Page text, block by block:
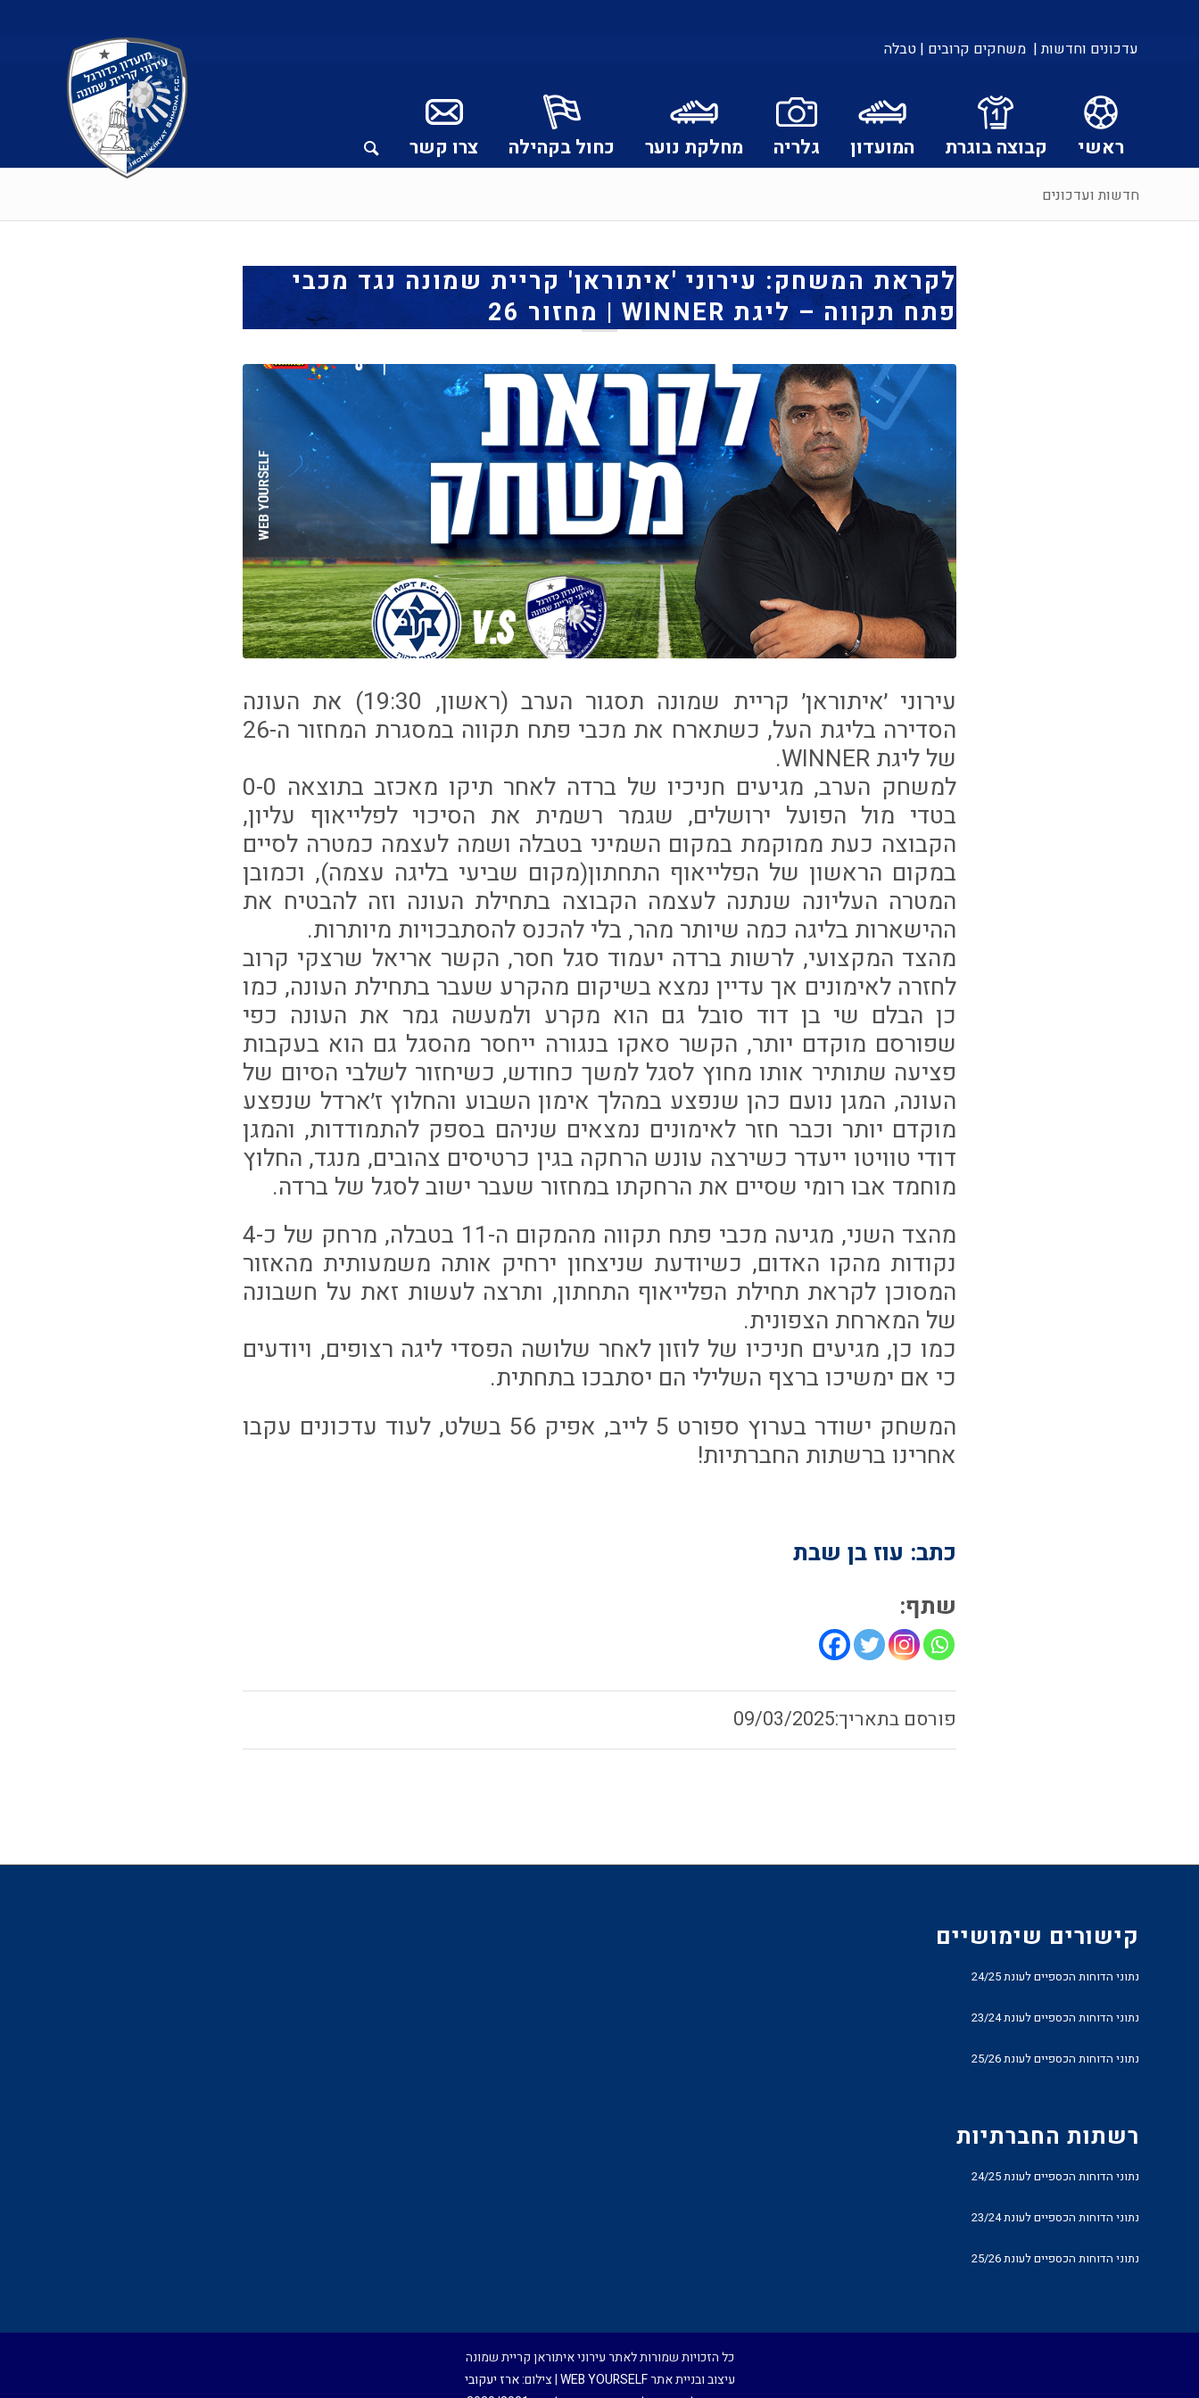
עדכונים וחדשות | משחקים קרובים | טבלה
ראשי קבוצה בוגרת המועדון גלריה מחלקת נוער כחול בקהילה צרו קשר
חדשות ועדכונים
לקראת המשחק: עירוני 'איתוראן' קריית שמונה נגד מכבי
פתח תקווה – ליגת WINNER | מחזור 26
עירוני ׳איתוראן׳ קריית שמונה תסגור הערב (ראשון, 19:30) את העונה
הסדירה בליגת העל, כשתארח את מכבי פתח תקווה במסגרת המחזור ה-26
של ליגת WINNER.
למשחק הערב, מגיעים חניכיו של ברדה לאחר תיקו מאכזב בתוצאה 0-0
בטדי מול הפועל ירושלים, שגמר רשמית את הסיכוי לפלייאוף עליון,
הקבוצה כעת ממוקמת במקום השמיני בטבלה ושמה לעצמה כמטרה לסיים
במקום הראשון של הפלייאוף התחתון(מקום שביעי בליגה עצמה), וכמובן
המטרה העליונה שנתנה לעצמה הקבוצה בתחילת העונה וזה להבטיח את
ההישארות בליגה כמה שיותר מהר, בלי להכנס להסתבכויות מיותרות.
מהצד המקצועי, לרשות ברדה יעמוד סגל חסר, הקשר אריאל שרצקי קרוב
לחזרה לאימונים אך עדיין נמצא בשיקום מהקרע שעבר בתחילת העונה, כמו
כן הבלם שי בן דוד סובל גם הוא מקרע ולמעשה גמר את העונה כפי
שפורסם מוקדם יותר, הקשר סאקו בנגורה ייחסר מהסגל גם הוא בעקבות
פציעה שתותיר אותו מחוץ לסגל למשך כחודש, כשיחזור לשלבי הסיום של
העונה, המגן נועם כהן שנפצע במהלך אימון השבוע והחלוץ ז׳ארדל שנפצע
מוקדם יותר וכבר חזר לאימונים נמצאים שניהם בספק להתמודדות, והמגן
דודי טוויטו ייעדר כשירצה עונש הרחקה בגין כרטיסים צהובים, מנגד, החלוץ
מוחמד אבו רומי שסיים את הרחקתו במחזור שעבר ישוב לסגל של ברדה.
מהצד השני, מגיעה מכבי פתח תקווה מהמקום ה-11 בטבלה, מרחק של כ-4
נקודות מהקו האדום, כשיודעת שניצחון ירחיק אותה משמעותית מהאזור
המסוכן לקראת תחילת הפלייאוף התחתון, ותרצה לעשות זאת על חשבונה
של המארחת הצפונית.
כמו כן, מגיעים חניכיו של לוזון לאחר שלושה הפסדי ליגה רצופים, ויודעים
כי אם ימשיכו ברצף השלילי הם יסתבכו בתחתית.
המשחק ישודר בערוץ ספורט 5 לייב, אפיק 56 בשלט, לעוד עדכונים עקבו
אחרינו ברשתות החברתיות!
כתב: עוז בן שבת
שתף:
09/03/2025
קישורים שימושיים
נתוני הדוחות הכספיים לעונת 24/25
נתוני הדוחות הכספיים לעונת 23/24
נתוני הדוחות הכספיים לעונת 25/26
רשתות החברתיות
נתוני הדוחות הכספיים לעונת 24/25
נתוני הדוחות הכספיים לעונת 23/24
נתוני הדוחות הכספיים לעונת 25/26
כל הזכויות שמורות לאתר עירוני איתוראן קריית שמונה
עיצוב ובניית אתרWEB YOURSELF| צילום:ארז יעקובי